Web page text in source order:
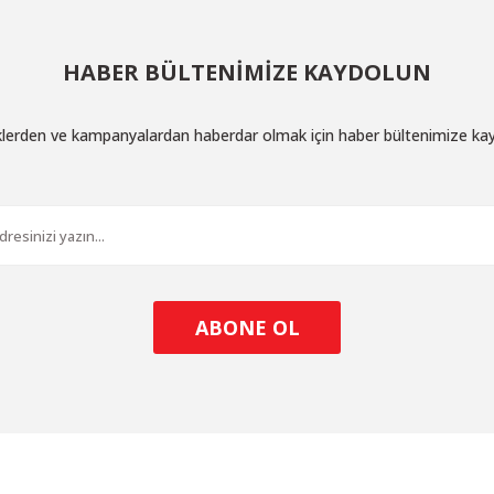
HABER BÜLTENİMİZE KAYDOLUN
ve kampanyalardan haberdar olmak için haber bültenimize
ABONE OL